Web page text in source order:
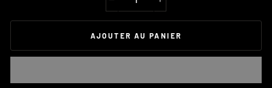
AJOUTER AU PANIER